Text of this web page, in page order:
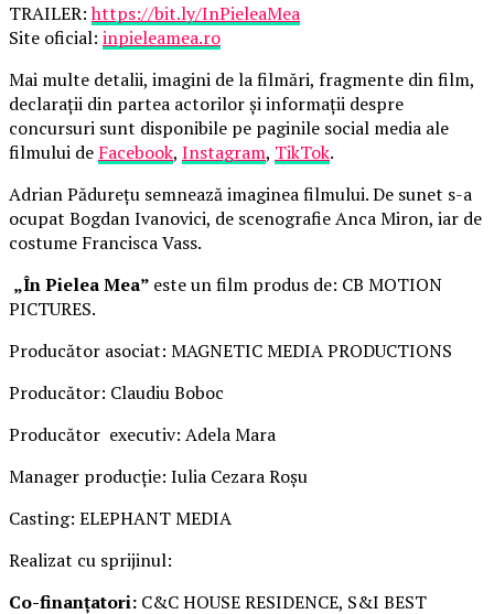
TRAILER:https://bit.ly/InPieleaMea
Site oficial: inpieleamea.ro
Mai multe detalii, imagini de la filmări, fragmente din film,
declarații din partea actorilor și informații despre
concursuri sunt disponibile pe paginile social media ale
filmului de Facebook, Instagram, TikTok.
Adrian Pădurețu semnează imaginea filmului. De sunet s-a
ocupat Bogdan Ivanovici, de scenografie Anca Miron, iar de
costume Francisca Vass.
„În Pielea Mea” este un film produs de: CB MOTION
PICTURES.
Producător asociat: MAGNETIC MEDIA PRODUCTIONS
Producător: Claudiu Boboc
Producător executiv: Adela Mara
Manager producție: Iulia Cezara Roșu
Casting: ELEPHANT MEDIA
Realizat cu sprijinul:
Co-finanțatori: C&C HOUSE RESIDENCE, S&I BEST